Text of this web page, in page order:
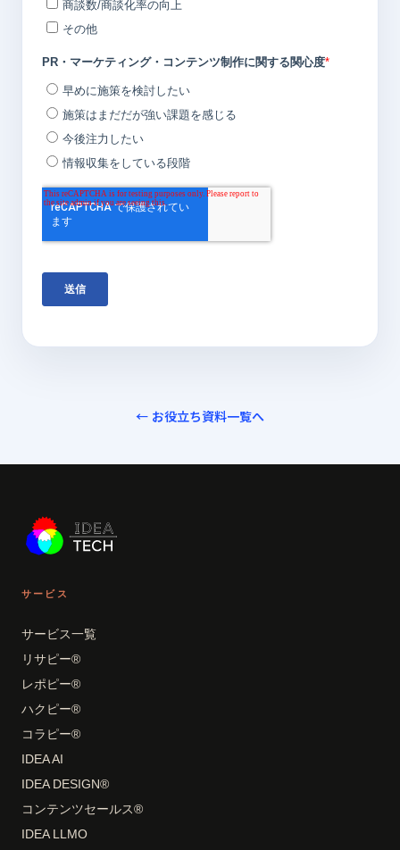
← お役立ち資料一覧へ
サービス
サービス一覧
リサピー®
レポピー®
ハクピー®
コラピー®
IDEA AI
IDEA DESIGN®
コンテンツセールス®
IDEA LLMO